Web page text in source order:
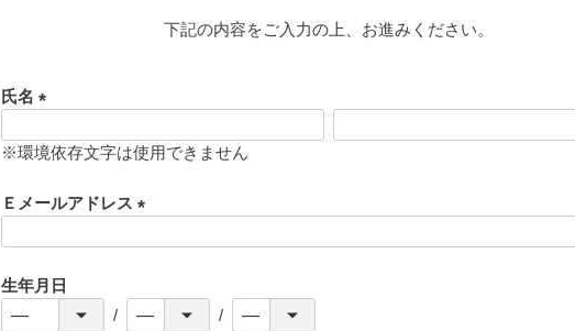
下記の内容をご入力の上、お進みください。
氏名
必
)
※環境依存文字は使用できません
Ｅメールアドレス
生年月日